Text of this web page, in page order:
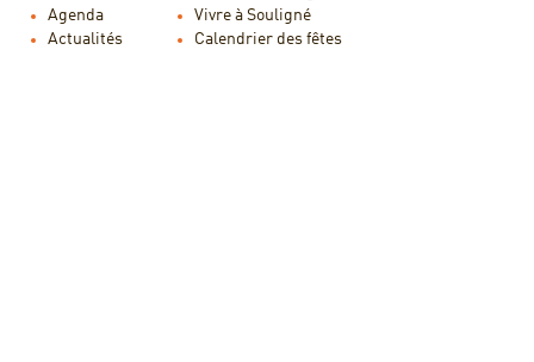
Agenda
Actualités
Vivre à Souligné
Calendrier des fêtes